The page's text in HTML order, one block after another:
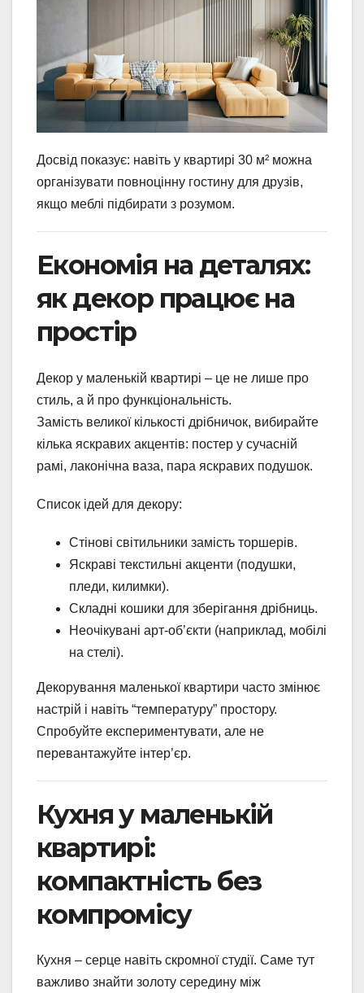
Досвід показує: навіть у квартирі 30 м² можна
організувати повноцінну гостину для друзів,
якщо меблі підбирати з розумом.
Економія на деталях:
як декор працює на
простір
Декор у маленькій квартирі – це не лише про
стиль, а й про функціональність.
Замість великої кількості дрібничок, вибирайте
кілька яскравих акцентів: постер у сучасній
рамі, лаконічна ваза, пара яскравих подушок.
Список ідей для декору:
Стінові світильники замість торшерів.
Яскраві текстильні акценти (подушки,
пледи, килимки).
Складні кошики для зберігання дрібниць.
Неочікувані арт-об’єкти (наприклад, мобілі
на стелі).
Декорування маленької квартири часто змінює
настрій і навіть “температуру” простору.
Спробуйте експериментувати, але не
перевантажуйте інтер’єр.
Кухня у маленькій
квартирі:
компактність без
компромісу
Кухня – серце навіть скромної студії. Саме тут
важливо знайти золоту середину між